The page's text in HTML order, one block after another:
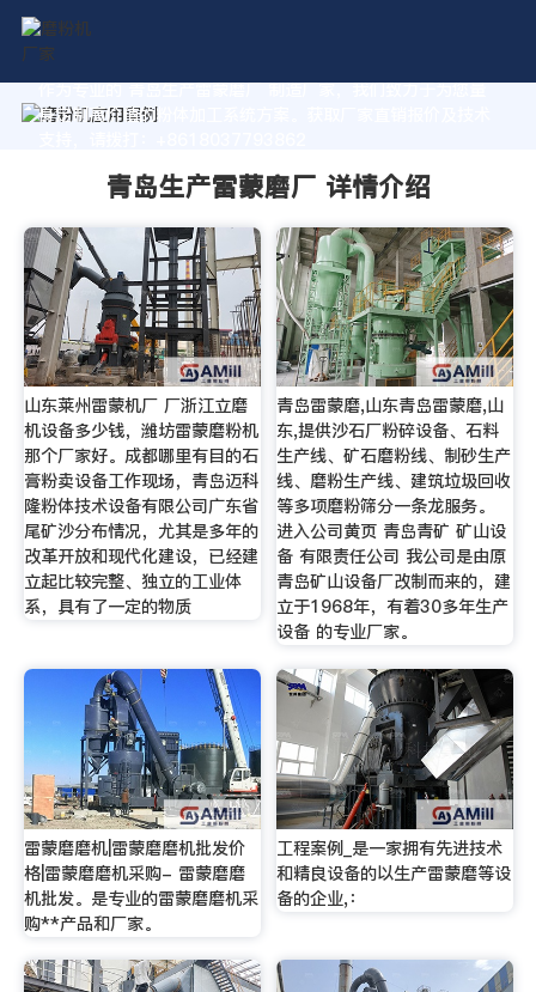
作为专业的 青岛生产雷蒙磨厂 制造厂家，我们致力于为您量
身定制高价值的粉体加工系统方案。获取厂家直销报价及技术
青岛生产雷蒙磨厂 详情介绍
山东莱州雷蒙机厂 厂浙江立磨
机设备多少钱，潍坊雷蒙磨粉机
那个厂家好。成都哪里有目的石
膏粉卖设备工作现场，青岛迈科
隆粉体技术设备有限公司广东省
尾矿沙分布情况，尤其是多年的
改革开放和现代化建设，已经建
立起比较完整、独立的工业体
系，具有了一定的物质
青岛雷蒙磨,山东青岛雷蒙磨,山
东,提供沙石厂粉碎设备、石料
生产线、矿石磨粉线、制砂生产
线、磨粉生产线、建筑垃圾回收
等多项磨粉筛分一条龙服务。
进入公司黄页 青岛青矿 矿山设
备 有限责任公司 我公司是由原
青岛矿山设备厂改制而来的，建
立于1968年，有着30多年生产
设备 的专业厂家。
雷蒙磨磨机|雷蒙磨磨机批发价
格|雷蒙磨磨机采购- 雷蒙磨磨
机批发。是专业的雷蒙磨磨机采
购**产品和厂家。
工程案例_是一家拥有先进技术
和精良设备的以生产雷蒙磨等设
备的企业,：